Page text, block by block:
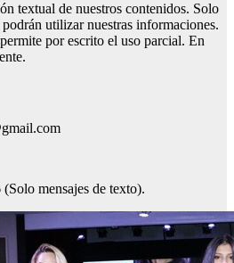
textual de nuestros contenidos. Solo
utilizar nuestras informaciones.
por escrito el uso parcial. En
mensajes de texto).